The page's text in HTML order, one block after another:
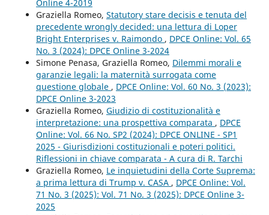
Online 4-2019
Graziella Romeo, Statutory stare decisis e tenuta del
precedente wrongly decided: una lettura di Loper
Bright Enterprises v. Raimondo , DPCE Online: Vol. 65
No. 3 (2024): DPCE Online 3-2024
Simone Penasa, Graziella Romeo, Dilemmi morali e
garanzie legali: la maternità surrogata come
questione globale , DPCE Online: Vol. 60 No. 3 (2023):
DPCE Online 3-2023
Graziella Romeo, Giudizio di costituzionalità e
interpretazione: una prospettiva comparata , DPCE
Online: Vol. 66 No. SP2 (2024): DPCE ONLINE - SP1
2025 - Giurisdizioni costituzionali e poteri politici.
Riflessioni in chiave comparata - A cura di R. Tarchi
Graziella Romeo, Le inquietudini della Corte Suprema:
a prima lettura di Trump v. CASA , DPCE Online: Vol.
71 No. 3 (2025): Vol. 71 No. 3 (2025): DPCE Online 3-
2025